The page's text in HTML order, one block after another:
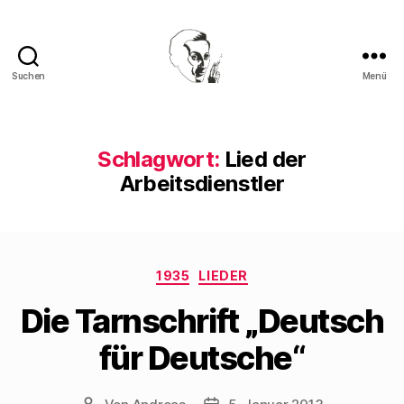
Suchen Menü
Schlagwort: Lied der
Arbeitsdienstler
Kategorien
1935 LIEDER
Die Tarnschrift „Deutsch
für Deutsche“